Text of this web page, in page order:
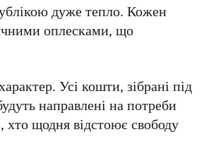
дуже тепло. Кожен
оплесками, що
Усі кошти, зібрані під
направлені на потреби
щодня відстоює свободу